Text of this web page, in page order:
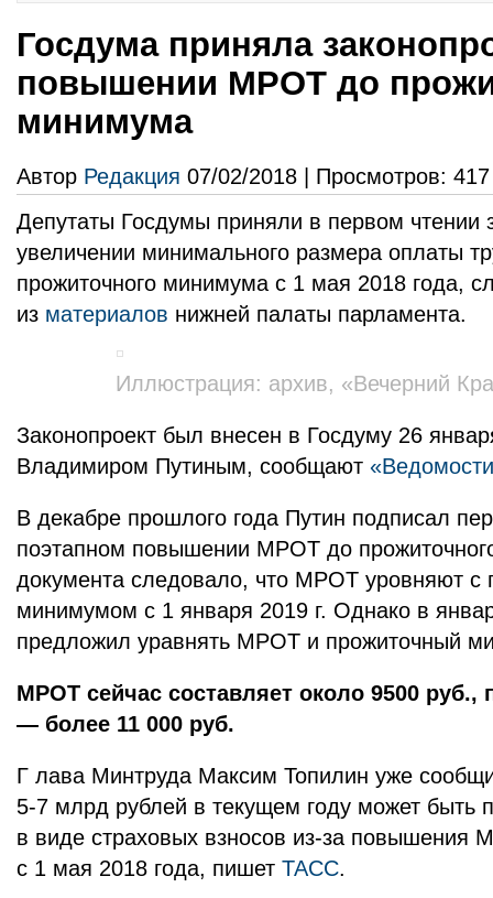
Госдума приняла
повышении МРОТ до
минимума
Автор Редакция 07/02/2018 | Просмотров: 417
Депутаты Госдумы приняли в первом чтении
увеличении минимального размера оплаты
прожиточного минимума с 1 мая 2018 года,
из материалов нижней палаты парламента.
Иллюстрация: архив, «Вечерний
Законопроект был внесен в Госдуму 26
Владимиром Путиным, сообщают
В декабре прошлого года Путин подписал
поэтапном повышении МРОТ до
документа следовало, что МРОТ уровняют с
минимумом с 1 января 2019 г. Однако в
предложил уравнять МРОТ и прожиточный
МРОТ сейчас составляет около 9500
— более 11 000 руб.
Г лава Минтруда Максим Топилин уже
5-7 млрд рублей в текущем году может быть
в виде страховых взносов из-за повышения
с 1 мая 2018 года, пишет ТАСС.